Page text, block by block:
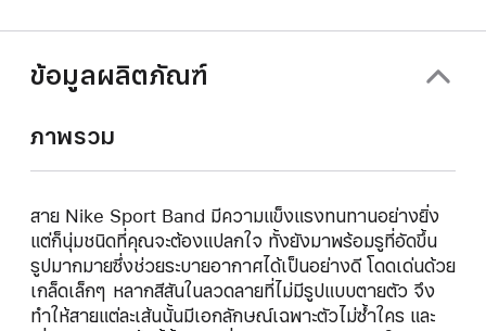
ข้อมูลผลิตภัณฑ์
ภาพรวม
สาย Nike Sport Band มีความแข็งแรงทนทานอย่างยิ่ง
แต่ก็นุ่มชนิดที่คุณจะต้องแปลกใจ ทั้งยังมาพร้อมรูที่อัดขึ้น
รูปมากมายซึ่งช่วยระบายอากาศได้เป็นอย่างดี โดดเด่นด้วย
เกล็ดเล็กๆ หลากสีสันในลวดลายที่ไม่มีรูปแบบตายตัว จึง
ทำให้สายแต่ละเส้นนั้นมีเอกลักษณ์เฉพาะตัวไม่ซ้ำใคร และ